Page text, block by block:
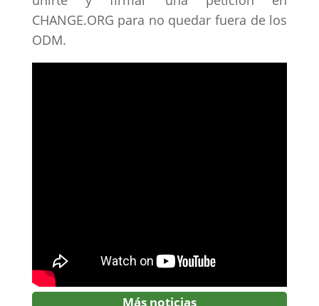
CHANGE.ORG para no quedar fuera de los
ODM.
Más noticias